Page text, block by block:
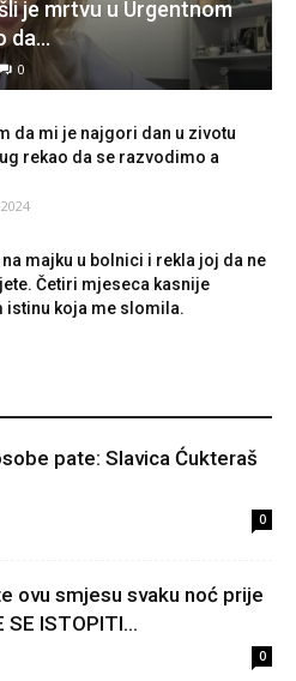
je mrtvu u Urgentnom
da…
0
da mi je najgori dan u zivotu
rekao da se razvodimo a
majku u bolnici i rekla joj da ne
Četiri mjeseca kasnije
istinu koja me slomila.
pate: Slavica Ćukteraš
0
ovu smjesu svaku noć prije
SE ISTOPITI...
0